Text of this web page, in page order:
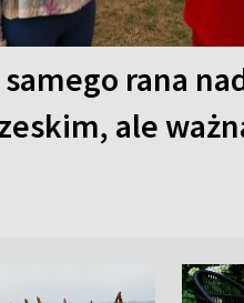
samego rana
ale